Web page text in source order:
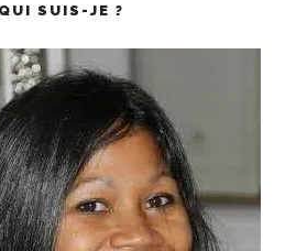
QUI SUIS-JE ?